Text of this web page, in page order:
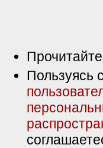
Прочитайте
Пользуясь